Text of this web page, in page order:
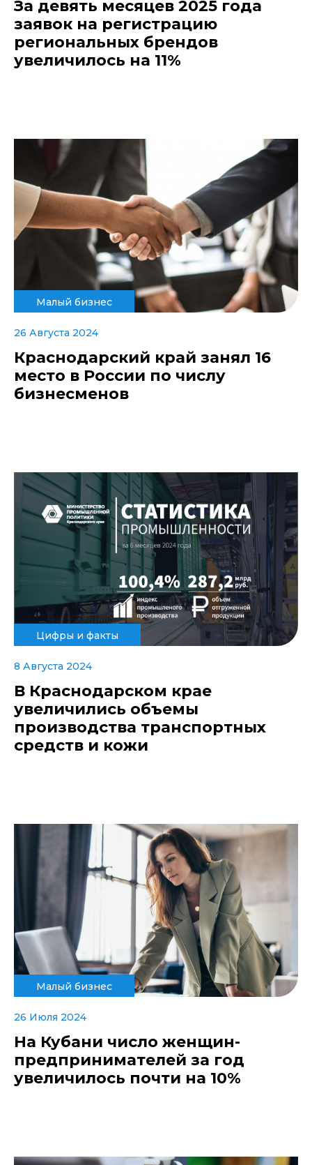
За девять месяцев 2025 года
заявок на регистрацию
региональных брендов
увеличилось на 11%
Малый бизнес
26 Августа 2024
Краснодарский край занял 16
место в России по числу
бизнесменов
Цифры и факты
8 Августа 2024
В Краснодарском крае
увеличились объемы
производства транспортных
средств и кожи
Малый бизнес
26 Июля 2024
На Кубани число женщин-
предпринимателей за год
увеличилось почти на 10%